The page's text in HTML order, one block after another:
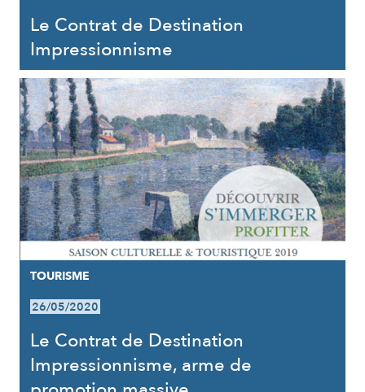
Le Contrat de Destination
Impressionnisme
TOURISME
26/05/2020
Le Contrat de Destination
Impressionnisme, arme de